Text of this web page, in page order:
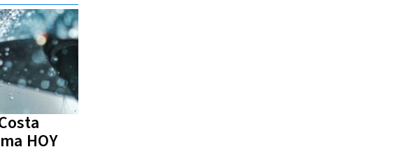
HOY